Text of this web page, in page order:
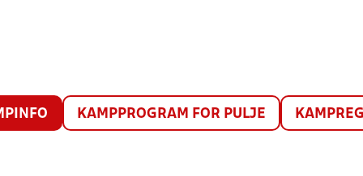
KAMPPROGRAM FOR PULJE